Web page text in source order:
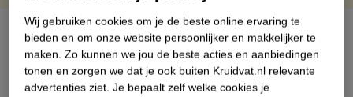
Over dit product
Productinformatie
Wij gebruiken cookies om je de beste online ervaring te
bieden en om onze website persoonlijker en makkelijker te
maken. Zo kunnen we jou de beste acties en aanbiedingen
tonen en zorgen we dat je ook buiten Kruidvat.nl relevante
advertenties ziet. Je bepaalt zelf welke cookies je